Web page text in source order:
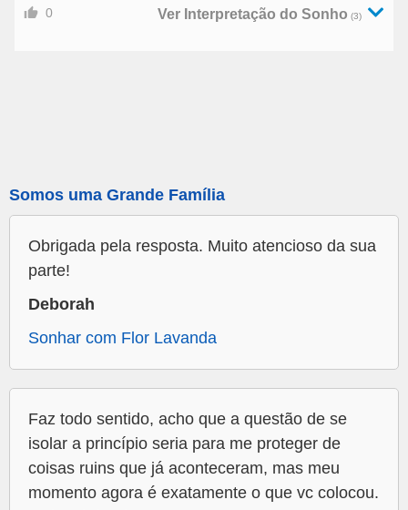
0 Ver Interpretação do Sonho (3)
Somos uma Grande Família
Obrigada pela resposta. Muito atencioso da sua
parte!
Deborah
Sonhar com Flor Lavanda
Faz todo sentido, acho que a questão de se
isolar a princípio seria para me proteger de
coisas ruins que já aconteceram, mas meu
momento agora é exatamente o que vc colocou.